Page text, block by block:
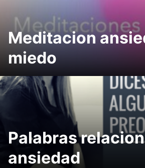
Meditacion
miedo
Palabras
ansiedad